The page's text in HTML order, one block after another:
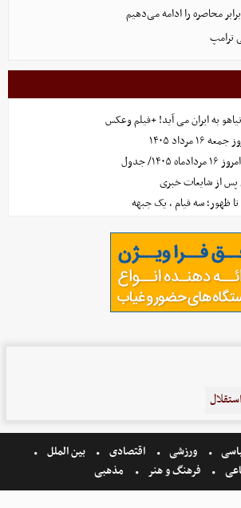
محاصره را ادامه می‌دهیم
ترامپ
به ایران می آید! +فیلم وعکس
۱۴۰۵
جدول
پس از شایعات خبری
تا ظهور؛ سه قیام ، یک جبهه
ورزشی اقتصادی
بین الملل
فرهنگ و هنر مذهبی